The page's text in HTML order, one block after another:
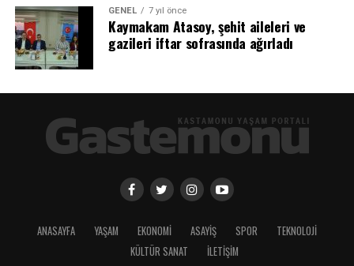
GENEL 7 yıl önce
Kaymakam Atasoy, şehit aileleri ve
gazileri iftar sofrasında ağırladı
ANASAYFA YAŞAM EKONOMİ ASAYİŞ SPOR
TEKNOLOJİ
KÜLTÜR SANAT
İLETİŞİM